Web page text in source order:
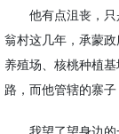
他有点沮丧，
翁村这几年，承蒙
养殖场、核桃种植
路，而他管辖的寨